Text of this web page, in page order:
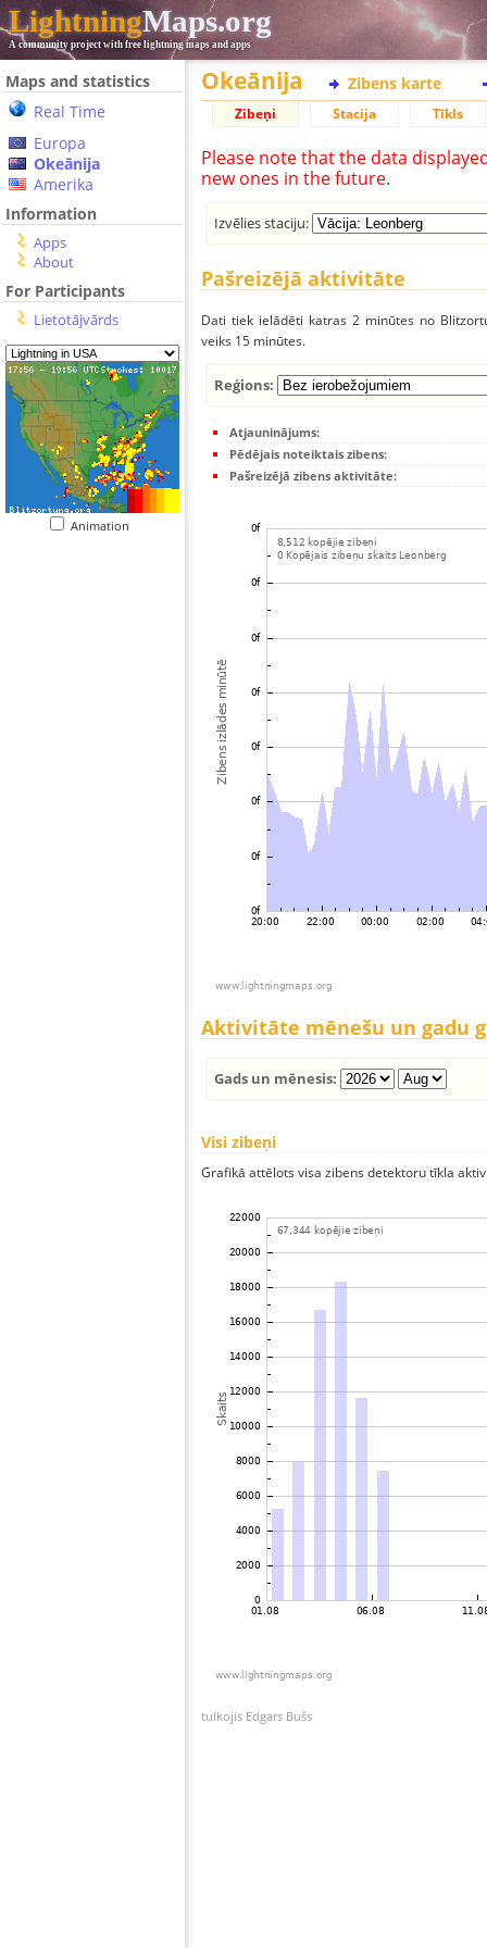
LightningMaps.org
A community project with free lightning maps and apps
Maps and statistics
Real Time
Europa
Okeānija
Amerika
Information
Apps
About
For Participants
Lietotājvārds
Animation
Okeānija Zibens karte
Zibeņi Stacija Tīkls
Please note that the data
new ones in the future.
Izvēlies staciju:
Pašreizējā aktivitāte
Dati tiek ielādēti katras 2 minūtes no
veiks 15 minūtes.
Reģions:
Atjauninājums:
Pēdējais noteiktais zibens:
Pašreizējā zibens aktivitāte:
Aktivitāte mēnešu un gadu
Gads un mēnesis:
Visi zibeņi
Grafikā attēlots visa zibens detektoru tīkla
tulkojis Edgars Bušs